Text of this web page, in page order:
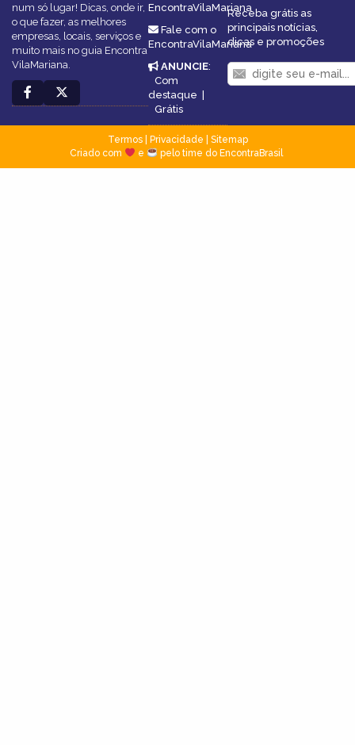
num só lugar! Dicas, onde ir,
o que fazer, as melhores
empresas, locais, serviços e
muito mais no guia Encontra
VilaMariana.
EncontraVilaMariana
Fale com o
EncontraVilaMariana
ANUNCIE:
Com
destaque |
Grátis
Receba grátis as
principais notícias,
dicas e promoções
Termos| Privacidade
Sitemap
Criado com
e pelo time do EncontraBrasil